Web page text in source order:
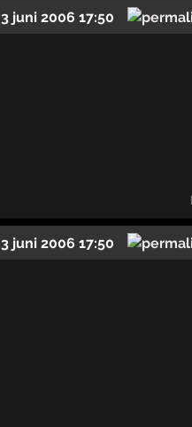
3 juni 2006 17:50
3 juni 2006 17:50